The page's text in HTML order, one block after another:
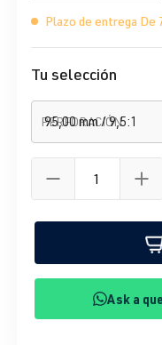
Plazo de entrega De
Tu selección
PERFORACIÓN
Ask a